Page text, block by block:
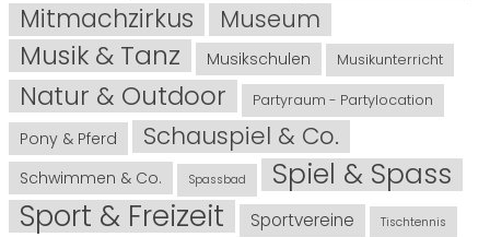
Mitmachzirkus Museum
Musik & Tanz Musikschulen Musikunterricht
Natur & Outdoor Partyraum - Partylocation
Pony & Pferd Schauspiel & Co.
Schwimmen & Co. Spassbad Spiel & Spass
Sport & Freizeit Sportvereine Tischtennis